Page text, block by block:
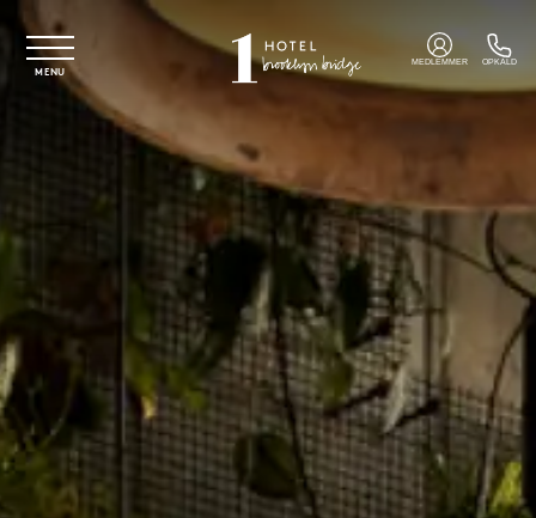
Spring til hovedindhold
MENU
MEDLEMMER OPKALD